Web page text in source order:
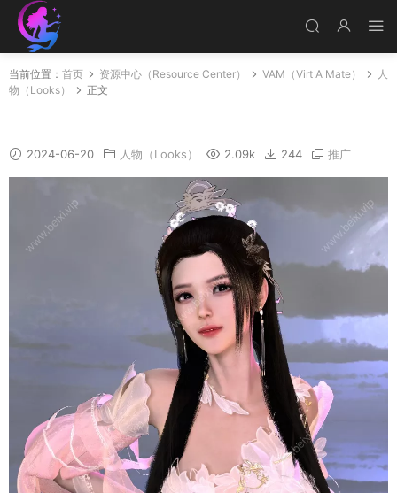
当前位置： 首页 资源中心（Resource Center） VAM（Virt A Mate）
人
物（Looks）
正文
2024-06-20 人物（Looks） 2.09k 244 推广